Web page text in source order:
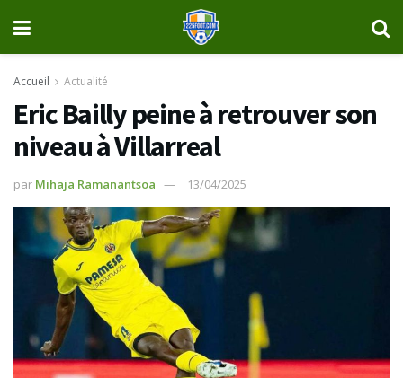
Accueil Actualité
Eric Bailly peine à retrouver son
niveau à Villarreal
par Mihaja Ramanantsoa 13/04/2025